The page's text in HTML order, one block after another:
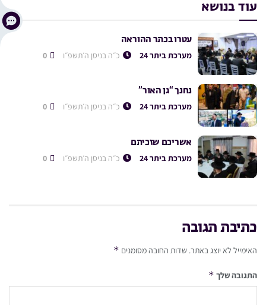
עוד בנושא
עטרו בכתר ההוראה
מערכת ביתר 24 כ״ה בניסן ה׳תשפ״ו
נחנך “גן האור”
מערכת ביתר 24 כ״ה בניסן ה׳תשפ״ו
אשריכם שזכיתם
מערכת ביתר 24 כ״ה בניסן ה׳תשפ״ו
כתיבת תגובה
האימייל לא יוצג באתר. שדות החובה מסומנים *
התגובה שלך *